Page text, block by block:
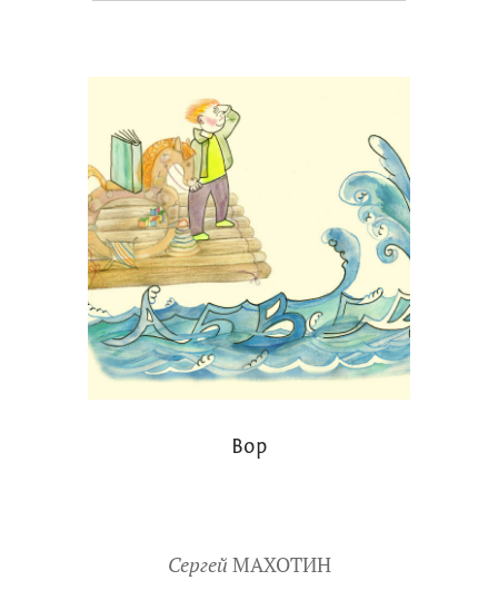
Вор
Сергей МАХОТИН